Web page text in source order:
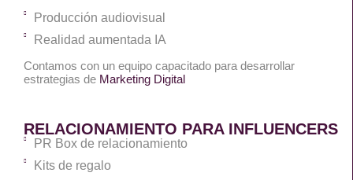
Producción audiovisual
Realidad aumentada IA
Contamos con un equipo capacitado para desarrollar
estrategias de Marketing Digital
RELACIONAMIENTO PARA INFLUENCERS
PR Box de relacionamiento
Kits de regalo